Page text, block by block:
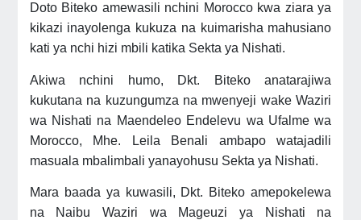
Doto Biteko amewasili nchini Morocco kwa ziara ya
kikazi inayolenga kukuza na kuimarisha mahusiano
kati ya nchi hizi mbili katika Sekta ya Nishati.
Akiwa nchini humo, Dkt. Biteko anatarajiwa
kukutana na kuzungumza na mwenyeji wake Waziri
wa Nishati na Maendeleo Endelevu wa Ufalme wa
Morocco, Mhe. Leila Benali ambapo watajadili
masuala mbalimbali yanayohusu Sekta ya Nishati.
Mara baada ya kuwasili, Dkt. Biteko amepokelewa
na Naibu Waziri wa Mageuzi ya Nishati na